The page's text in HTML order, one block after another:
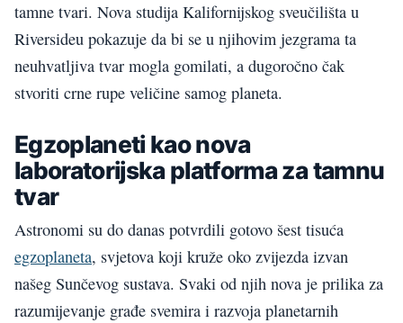
tamne tvari. Nova studija Kalifornijskog sveučilišta u
Riversideu pokazuje da bi se u njihovim jezgrama ta
neuhvatljiva tvar mogla gomilati, a dugoročno čak
stvoriti crne rupe veličine samog planeta.
Egzoplaneti kao nova
laboratorijska platforma za tamnu
tvar
Astronomi su do danas potvrdili gotovo šest tisuća
egzoplaneta, svjetova koji kruže oko zvijezda izvan
našeg Sunčevog sustava. Svaki od njih nova je prilika za
razumijevanje građe svemira i razvoja planetarnih